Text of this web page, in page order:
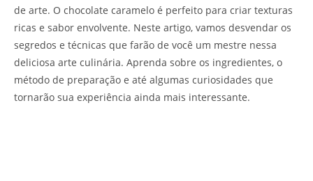
de arte. O chocolate caramelo é perfeito para criar texturas
ricas e sabor envolvente. Neste artigo, vamos desvendar os
segredos e técnicas que farão de você um mestre nessa
deliciosa arte culinária. Aprenda sobre os ingredientes, o
método de preparação e até algumas curiosidades que
tornarão sua experiência ainda mais interessante.